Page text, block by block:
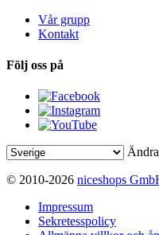
Vår grupp
Kontakt
Följ oss på
© 2010-2026 niceshops
Impressum
Sekretesspolicy